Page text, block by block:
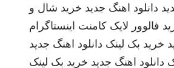
دانلود اهنگ جدید خرید شال و
فالوور لایک کامنت اینستاگرام
خرید بک لینک دانلود اهنگ جدید
دانلود اهنگ جدید خرید بک لینک